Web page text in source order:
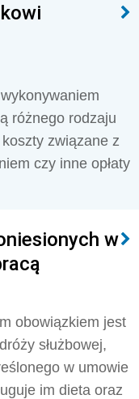
różnego rodzaju
związane z
czy inne opłaty
w
obowiązkiem jest
służbowej,
w umowie
im dieta oraz